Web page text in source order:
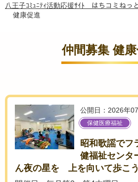
八王子ｺﾐｭﾆﾃｨ活動応援ｻｲﾄ はちコミねっと
健康促進
仲間募集 健
公開日：2026年
保健医療福祉
昭和歌謡でフ
健福祉センタ
ん夜の星を 上を向いて歩こう